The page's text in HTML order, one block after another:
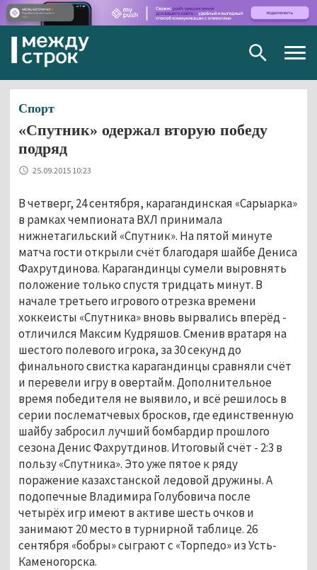
Спорт
«Спутник» одержал вторую победу
подряд
25.09.2015 10:23
В четверг, 24 сентября, карагандинская «Сарыарка»
в рамках чемпионата ВХЛ принимала
нижнетагильский «Спутник». На пятой минуте
матча гости открыли счёт благодаря шайбе Дениса
Фахрутдинова. Карагандинцы сумели выровнять
положение только спустя тридцать минут. В
начале третьего игрового отрезка времени
хоккеисты «Спутника» вновь вырвались вперёд -
отличился Максим Кудряшов. Сменив вратаря на
шестого полевого игрока, за 30 секунд до
финального свистка карагандинцы сравняли счёт
и перевели игру в овертайм. Дополнительное
время победителя не выявило, и всё решилось в
серии послематчевых бросков, где единственную
шайбу забросил лучший бомбардир прошлого
сезона Денис Фахрутдинов. Итоговый счёт - 2:3 в
пользу «Спутника». Это уже пятое к ряду
поражение казахстанской ледовой дружины. А
подопечные Владимира Голубовича после
четырёх игр имеют в активе шесть очков и
занимают 20 место в турнирной таблице. 26
сентября «бобры» сыграют с «Торпедо» из Усть-
Каменогорска.